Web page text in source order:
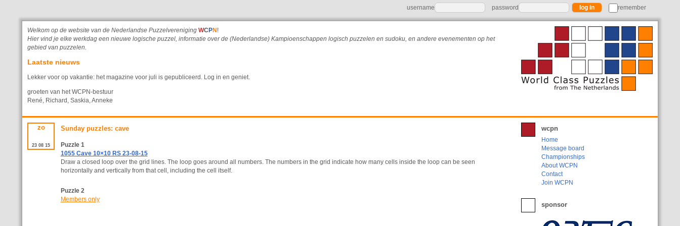
username password remember
Welkom op de website van de Nederlandse Puzzelvereniging WC PN !
Hier vind je elke werkdag een nieuwe logische puzzel, informatie over de (Nederlandse) Kampioenschappen logisch puzzelen en sudoku, en andere evenementen op het
gebied van puzzelen.
Laatste nieuws
Lekker voor op vakantie: het magazine voor juli is gepubliceerd. Log in en geniet.
groeten van het WCPN-bestuur
René, Richard, Saskia, Anneke
zo
23 08 15
Sunday puzzles: cave
Puzzle 1
1055 Cave 10×10 RS 23-08-15
Draw a closed loop over the grid lines. The loop goes around all numbers. The numbers in the grid indicate how many cells inside the loop can be seen
horizontally and vertically from that cell, including the cell itself.
Puzzle 2
Members only
wcpn
Home
Message board
Championships
About WCPN
Contact
Join WCPN
sponsor